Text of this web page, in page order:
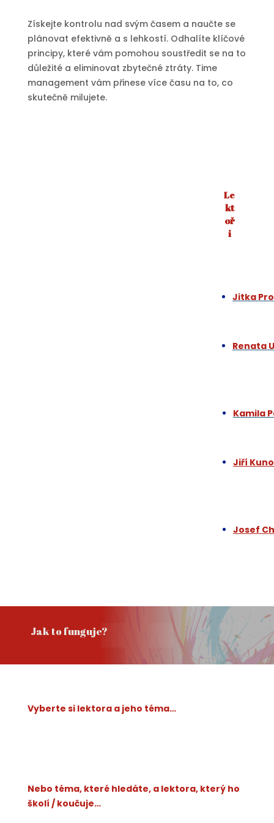
Získejte kontrolu nad svým časem a naučte se
plánovat efektivně a s lehkostí. Odhalíte klíčové
principy, které vám pomohou soustředit se na to
důležité a eliminovat zbytečné ztráty. Time
management vám přinese více času na to, co
skutečně milujete.
Le
kt
oř
i
Jitka
Renata
Kamila
Jiří
Josef
Jak to funguje?
Vyberte si lektora a jeho téma…
Nebo téma, které hledáte, a lektora, který ho
školí / koučuje…